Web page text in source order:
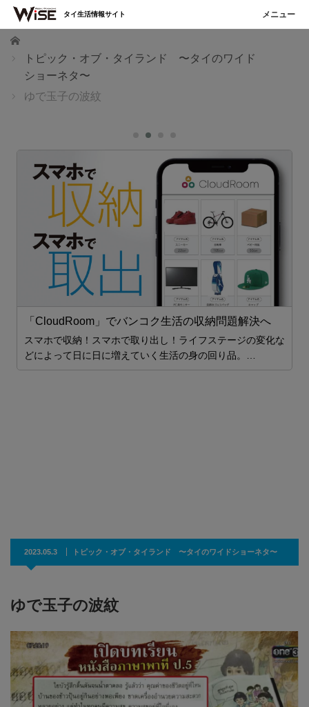
ホーム
トピック・オブ・タイランド 〜タイのワイド
ショーネタ〜
ゆで玉子の波紋
「CloudRoom」でバンコク生活の収納問題解決へ
スマホで収納！スマホで取り出し！ライフステージの変化な
どによって日に日に増えていく生活の身の回り品。…
2023.05.3 トピック・オブ・タイランド 〜タイのワイドショーネタ〜
ゆで玉子の波紋
タイ生活情報サイト